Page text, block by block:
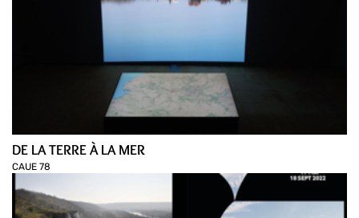
DE LA TERRE À LA MER
CAUE 78